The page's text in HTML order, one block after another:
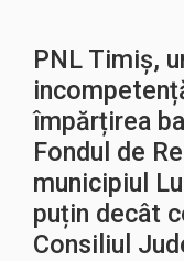
PNL Timiș,
împărțirea
Fondul de
municipiul
puțin decât
Consiliul